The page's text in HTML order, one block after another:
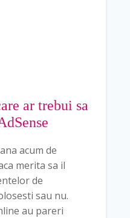
ar trebui sa
acum de
merita sa il
de
sau nu.
au pareri